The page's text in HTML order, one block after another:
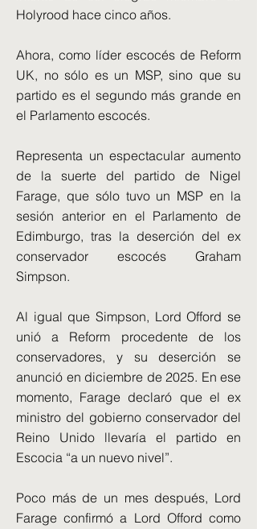
Holyrood hace cinco años.
Ahora, como líder escocés de Reform
UK, no sólo es un MSP, sino que su
partido es el segundo más grande en
el Parlamento escocés.
Representa un espectacular aumento
de la suerte del partido de Nigel
Farage, que sólo tuvo un MSP en la
sesión anterior en el Parlamento de
Edimburgo, tras la deserción del ex
conservador escocés Graham
Simpson.
Al igual que Simpson, Lord Offord se
unió a Reform procedente de los
conservadores, y su deserción se
anunció en diciembre de 2025. En ese
momento, Farage declaró que el ex
ministro del gobierno conservador del
Reino Unido llevaría el partido en
Escocia “a un nuevo nivel”.
Poco más de un mes después, Lord
Farage confirmó a Lord Offord como